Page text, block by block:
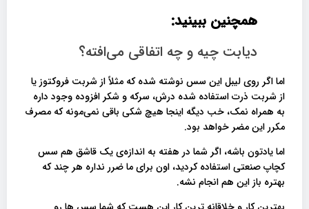
همچنین ببینید:
دیابت چیه و چه اتفاقی می‌افته؟
اما اگر روی لیبل این سس نوشته شده که مثلاً از شربت فروکتوز یا
از شربت ذرت استفاده شده درش، سرکه و شکر افزوده وجود داره
به همراه نمک، خب دیگه اینجا هیچ شکی باقی نمی‌مونه که مصرف
مکرر این مضر خواهد بود.
اما یادتون باشه، اگر شما در هفته به اندازه‌ی یک قاشق هم سس
کچاپ صنعتی استفاده کردید، اون برای ما ضرر نداره هر چند که
بهتره باز این هم انجام نشه.